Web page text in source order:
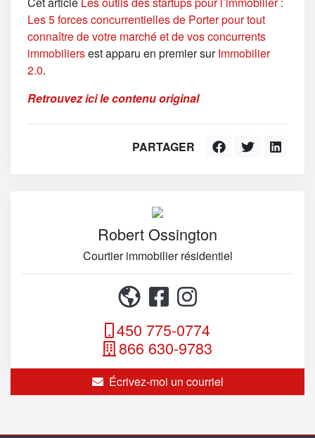
Les 5 forces concurrentielles de Porter pour tout
connaître de votre marché et de vos concurrents
immobiliersest apparu en premier surImmobilier
2.0.
Retrouvez ici le contenu original
PARTAGER
Robert Ossington
Courtier immobilier résidentiel
450 775-0774
866 630-9783
Écrivez-moi un courriel